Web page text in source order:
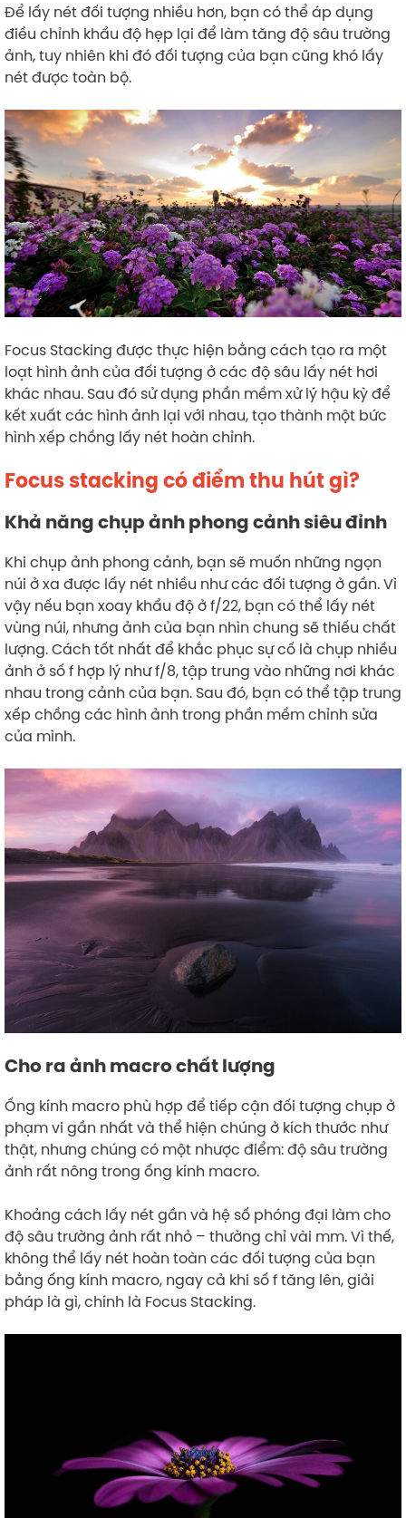
Để lấy nét đối tượng nhiều hơn, bạn có thể áp dụng
điều chỉnh khẩu độ hẹp lại để làm tăng độ sâu trường
ảnh, tuy nhiên khi đó đối tượng của bạn cũng khó lấy
nét được toàn bộ.
Focus Stacking được thực hiện bằng cách tạo ra một
loạt hình ảnh của đối tượng ở các độ sâu lấy nét hơi
khác nhau. Sau đó sử dụng phần mềm xử lý hậu kỳ để
kết xuất các hình ảnh lại với nhau, tạo thành một bức
hình xếp chồng lấy nét hoàn chỉnh.
Focus stacking có điểm thu hút gì?
Khả năng chụp ảnh phong cảnh siêu đỉnh
Khi chụp ảnh phong cảnh, bạn sẽ muốn những ngọn
núi ở xa được lấy nét nhiều như các đối tượng ở gần. Vì
vậy nếu bạn xoay khẩu độ ở f/22, bạn có thể lấy nét
vùng núi, nhưng ảnh của bạn nhìn chung sẽ thiếu chất
lượng. Cách tốt nhất để khắc phục sự cố là chụp nhiều
ảnh ở số f hợp lý như f/8, tập trung vào những nơi khác
nhau trong cảnh của bạn. Sau đó, bạn có thể tập trung
xếp chồng các hình ảnh trong phần mềm chỉnh sửa
của mình.
Cho ra ảnh macro chất lượng
Ống kính macro phù hợp để tiếp cận đối tượng chụp ở
phạm vi gần nhất và thể hiện chúng ở kích thước như
thật, nhưng chúng có một nhược điểm: độ sâu trường
ảnh rất nông trong ống kính macro.
Khoảng cách lấy nét gần và hệ số phóng đại làm cho
độ sâu trường ảnh rất nhỏ – thường chỉ vài mm. Vì thế,
không thể lấy nét hoàn toàn các đối tượng của bạn
bằng ống kính macro, ngay cả khi số f tăng lên, giải
pháp là gì, chính là Focus Stacking.